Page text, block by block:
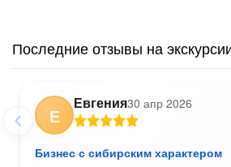
Последние отзывы на
Е
Евгения30 апр 2026
Бизнес с сибирским характером